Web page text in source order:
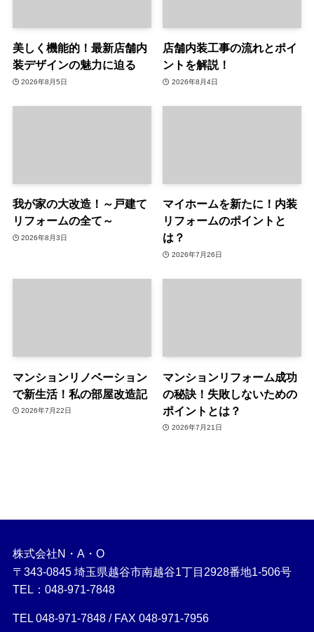
美しく機能的！最新店舗内
装デザインの魅力に迫る
2026年8月5日
店舗内装工事の流れとポイ
ントを解説！
2026年8月4日
我が家の大改造！～戸建て
リフォームの全て～
2026年8月3日
マイホームを新たに！内装
リフォームのポイントと
は？
2026年7月26日
マンションリノベーション
で新生活！私の部屋改造記
2026年7月22日
マンションリフォーム成功
の秘訣！失敗しないための
ポイントとは？
2026年7月21日
株式会社N・A・O
〒343-0845 埼玉県越谷市南越谷1丁目2928番地1-506号
TEL：048-971-7848
TEL 048-971-7848 / FAX 048-971-7956